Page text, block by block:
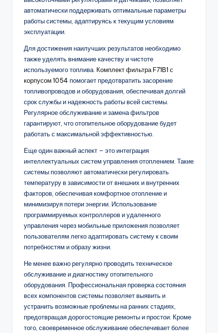
автоматически поддерживать оптимальные параметры
работы системы, адаптируясь к текущим условиям
эксплуатации.
Для достижения наилучших результатов необходимо
также уделять внимание качеству и чистоте
используемого топлива. Комплект фильтра F71B1 с
корпусом 1054 помогает предотвратить засорение
топливопроводов и оборудования, обеспечивая долгий
срок службы и надежность работы всей системы.
Регулярное обслуживание и замена фильтров
гарантируют, что отопительное оборудование будет
работать с максимальной эффективностью.
Еще один важный аспект – это интеграция
интеллектуальных систем управления отоплением. Такие
системы позволяют автоматически регулировать
температуру в зависимости от внешних и внутренних
факторов, обеспечивая комфортное отопление и
минимизируя потери энергии. Использование
программируемых контроллеров и удаленного
управления через мобильные приложения позволяет
пользователям легко адаптировать систему к своим
потребностям и образу жизни.
Не менее важно регулярно проводить техническое
обслуживание и диагностику отопительного
оборудования. Профессиональная проверка состояния
всех компонентов системы позволяет выявить и
устранить возможные проблемы на ранних стадиях,
предотвращая дорогостоящие ремонты и простои. Кроме
того, своевременное обслуживание обеспечивает более